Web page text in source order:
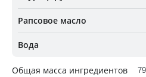
Рапсовое масло
Вода
Общая масса ингредиентов